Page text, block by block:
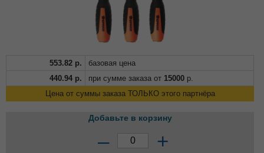
553.82 р.
базовая цена
440.94 р. при сумме заказа от 15000 р.
Цена от суммы заказа ТОЛЬКО этого партнёра
Добавьте в корзину
– +